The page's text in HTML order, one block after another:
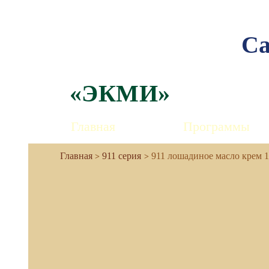
«ЭКМИ»
Главная Программы
911 серия 911 лошадиное масло крем